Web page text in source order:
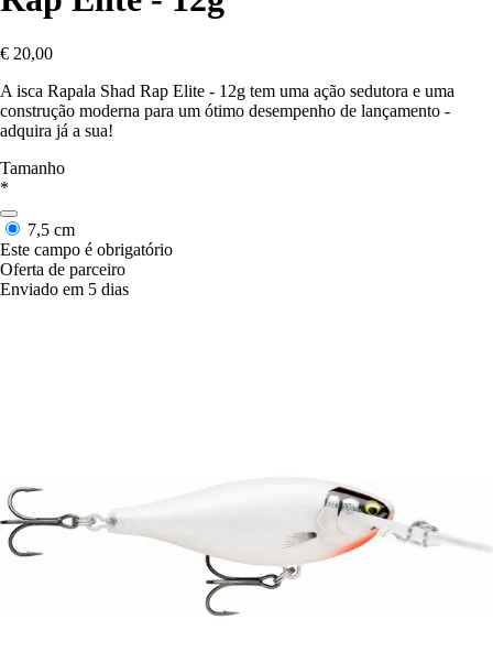
€ 20,00
A isca Rapala Shad Rap Elite - 12g tem uma ação sedutora e uma
construção moderna para um ótimo desempenho de lançamento -
adquira já a sua!
Tamanho
*
7,5 cm
Este campo é obrigatório
Oferta de parceiro
Enviado em 5 dias